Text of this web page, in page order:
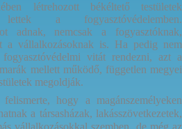
létrehozott békéltető testületek
lettek a fogyasztóvédelemben.
adnak, nemcsak a fogyasztóknak,
a vállalkozásoknak is. Ha pedig nem
vitát rendezni, azt a
mellett működő, független megyei
megoldják.
hogy a magánszemélyeken
a társasházak, lakásszövetkezetek,
vállalkozásokkal szemben, de még az